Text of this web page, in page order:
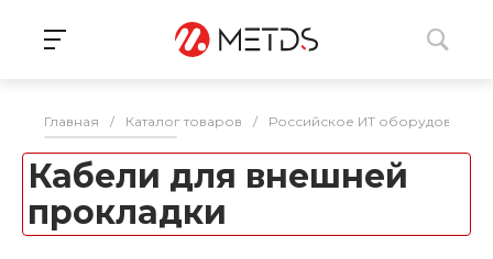
Главная / Каталог товаров / Российское ИТ оборудование
Кабели для внешней
прокладки